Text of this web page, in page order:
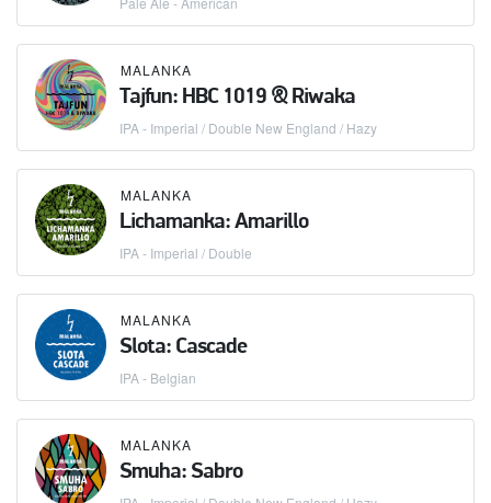
MALANKA
Tajfun: HBC 1019 & Riwaka
IPA - Imperial / Double New England / Hazy
MALANKA
Lichamanka: Amarillo
IPA - Imperial / Double
MALANKA
Slota: Cascade
IPA - Belgian
MALANKA
Smuha: Sabro